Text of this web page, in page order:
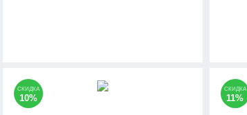
СКИДКА
10%
СКИДКА
11%